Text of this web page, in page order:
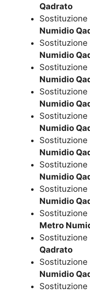
Qadrato
Numidio
Numidio
Sostituzione
Numidio
Sostituzione
Numidio
Sostituzione
Numidio
Numidio
Sostituzione
Numidio
Sostituzione
Numidio
Metro
Sostituzione
Qadrato
Numidio